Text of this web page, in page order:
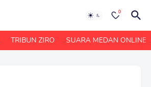
0
TRIBUN ZIRO SUARA MEDAN ONLINE